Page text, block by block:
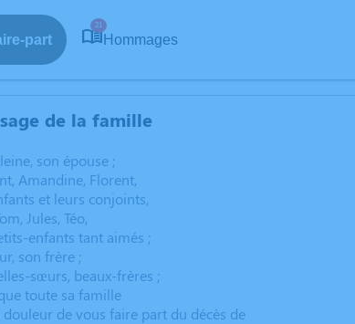
part
21
Hommages
de la famille
son épouse ;
Amandine, Florent,
et leurs conjoints,
Jules, Téo,
enfants tant aimés ;
son frère ;
sœurs, beaux-frères ;
toute sa famille
douleur de vous faire part du décès de